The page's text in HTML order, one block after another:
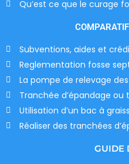
Qu’est ce que le curage
Subventions, aides et
Reglementation fosse
La pompe de relevage
Tranchée d’épandage
Utilisation d’un bac à
Réaliser des tranchées
GUIDE